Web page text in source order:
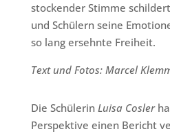
stockender Stimme
und Schülern seine
so lang ersehnte Freiheit.
Text und Fotos: Marcel
Die Schülerin Luisa Cosler
Perspektive einen Bericht